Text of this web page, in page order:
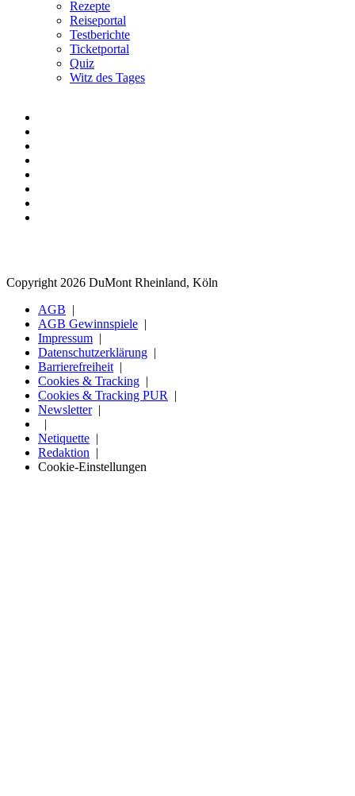
Rezepte
Reiseportal
Testberichte
Ticketportal
Quiz
Witz des Tages
Copyright 2026 DuMont Rheinland, Köln
AGB
AGB Gewinnspiele
Impressum
Datenschutzerklärung
Barrierefreiheit
Cookies & Tracking
Cookies & Tracking PUR
Newsletter
Netiquette
Redaktion
Cookie-Einstellungen